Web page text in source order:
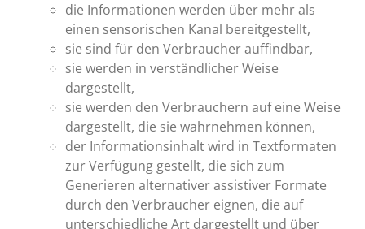
die Informationen werden über mehr als
einen sensorischen Kanal bereitgestellt,
sie sind für den Verbraucher auffindbar,
sie werden in verständlicher Weise
dargestellt,
sie werden den Verbrauchern auf eine Weise
dargestellt, die sie wahrnehmen können,
der Informationsinhalt wird in Textformaten
zur Verfügung gestellt, die sich zum
Generieren alternativer assistiver Formate
durch den Verbraucher eignen, die auf
unterschiedliche Art dargestellt und über